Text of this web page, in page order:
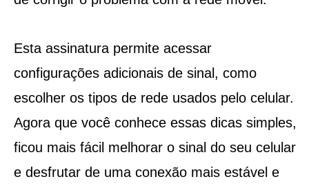
Esta assinatura permite acessar
configurações adicionais de sinal, como
escolher os tipos de rede usados ​​pelo celular.
Agora que você conhece essas dicas simples,
ficou mais fácil melhorar o sinal do seu celular
e desfrutar de uma conexão mais estável e